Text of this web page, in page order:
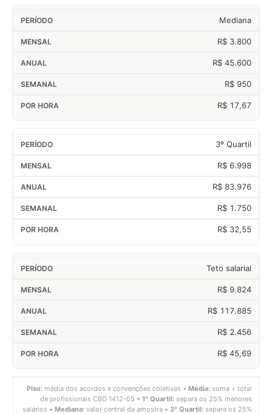
Mediana
R$ 3.800
R$ 45.600
R$ 950
R$ 17,67
3º Quartil
R$ 6.998
R$ 83.976
R$ 1.750
R$ 32,55
Teto salarial
R$ 9.824
R$ 117.885
R$ 2.456
R$ 45,69
Piso: média dos acordos e convenções coletivas • Média: soma ÷ total
de profissionais CBO 1412-05 • 1º Quartil: separa os 25% menores
salários • Mediana: valor central da amostra • 3º Quartil: separa os 25%